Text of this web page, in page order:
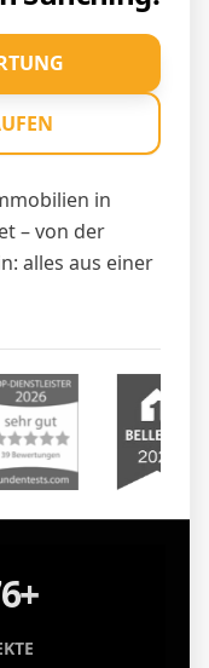
in
– von der
alles aus einer